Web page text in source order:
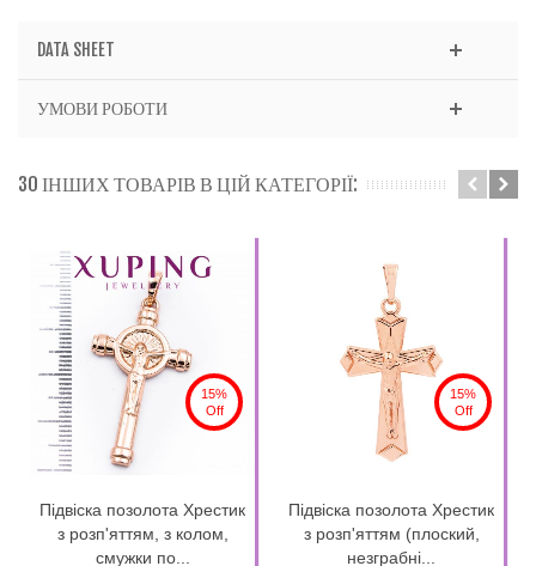
DATA SHEET
УМОВИ РОБОТИ
30 ІНШИХ ТОВАРІВ В ЦІЙ КАТЕГОРІЇ:
15%
Off
Підвіска позолота Хрестик
з розп'яттям, з колом,
смужки по...
15%
Off
Підвіска позолота Хрестик
з розп'яттям (плоский,
незграбні...